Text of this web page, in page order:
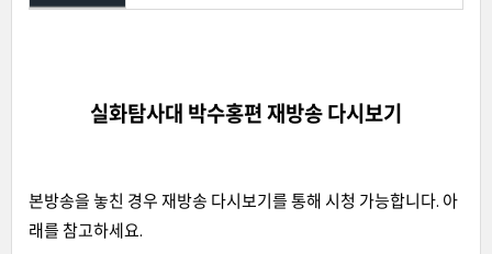
실화탐사대 박수홍편 재방송 다시보기
본방송을 놓친 경우 재방송 다시보기를 통해 시청 가능합니다. 아
래를 참고하세요.